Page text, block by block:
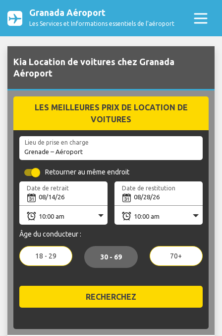
Granada Aéroport
Les Services et Informations essentiels de l’aéroport
Kia Location de voitures chez Granada
Aéroport
LES MEILLEURES PRIX DE LOCATION DE
VOITURES
Lieu de prise en charge
Retourner au même endroit
Date de retrait Date de restitution
Âge du conducteur :
18 - 29 30 - 69 70+
RECHERCHEZ